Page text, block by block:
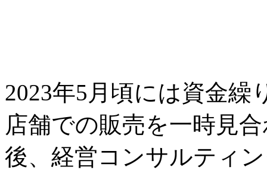
2023年5月頃には資金
店舗での販売を一時見
後、経営コンサルティ